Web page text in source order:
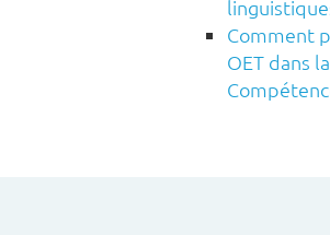
Comment
OET dans